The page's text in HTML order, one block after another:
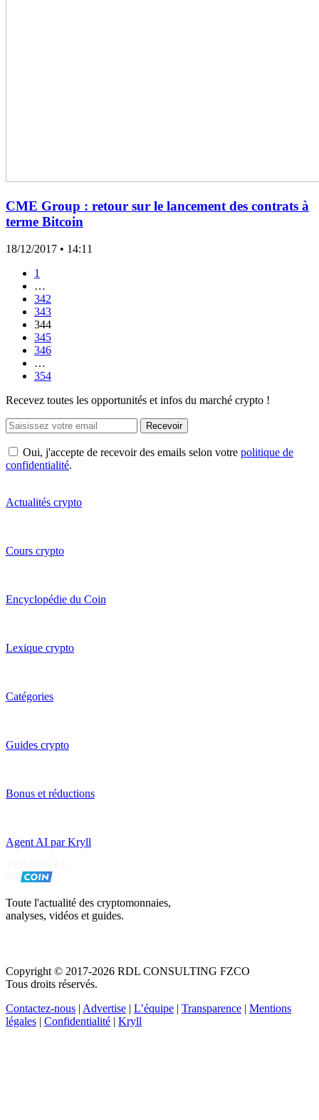
CME Group : retour sur le lancement des contrats à
terme Bitcoin
18/12/2017 • 14:11
1
…
342
343
344
345
346
…
354
Recevez toutes les opportunités et infos du marché crypto !
Recevoir
Oui, j'accepte de recevoir des emails selon votre politique de
confidentialité.
Actualités crypto
Cours crypto
Encyclopédie du Coin
Lexique crypto
Catégories
Guides crypto
Bonus et réductions
Agent AI par Kryll
Toute l'actualité des cryptomonnaies,
analyses, vidéos et guides.
Copyright © 2017-2026 RDL CONSULTING FZCO
Tous droits réservés.
Contactez-nous | Advertise | L’équipe | Transparence | Mentions
légales | Confidentialité | Kryll